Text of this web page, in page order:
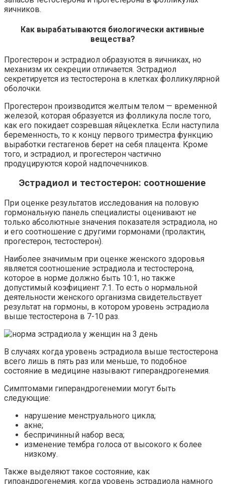
яичников.
Как вырабатываются биологически активные
вещества?
Прогестерон и эстрадиол образуются в яичниках, но
механизм их секреции отличается. Эстрадиол
секретируется из тестостерона в клетках фолликулярной
оболочки.
Прогестерон производится желтым телом — временной
железой, которая образуется из фолликула после того,
как его покидает созревшая яйцеклетка. Если наступила
беременность, то к концу первого триместра функцию
выработки гестагенов берет на себя плацента. Кроме
того, и эстрадиол, и прогестерон частично
продуцируются корой надпочечников.
Эстрадиол и тестостерон: соотношение
При оценке результатов исследования на половую
гормональную панель специалисты оценивают не
только абсолютные значения показателя эстрадиола, но
и его соотношение с другими гормонами (пролактин,
прогестерон, тестостерон).
Наиболее значимым при оценке женского здоровья
является соотношение эстрадиола и тестостерона,
которое в норме должно быть 10:1, но также
допустимый коэфициент 7:1. То есть о нормальной
деятельности женского организма свидетельствует
результат на гормоны, в котором уровень эстрадиола
выше тестостерона в 7-10 раз.
В случаях когда уровень эстрадиола выше тестостерона
всего лишь в пять раз или меньше, то подобное
состояние в медицине называют гиперандрогенемия.
Симптомами гиперандрогенемии могут быть
следующие:
нарушение менструального цикла;
акне;
беспричинный набор веса;
изменение тембра голоса от высокого к более
низкому.
Также выделяют такое состояние, как
гипоандрогенемия, когда уровень эстрадиола намного